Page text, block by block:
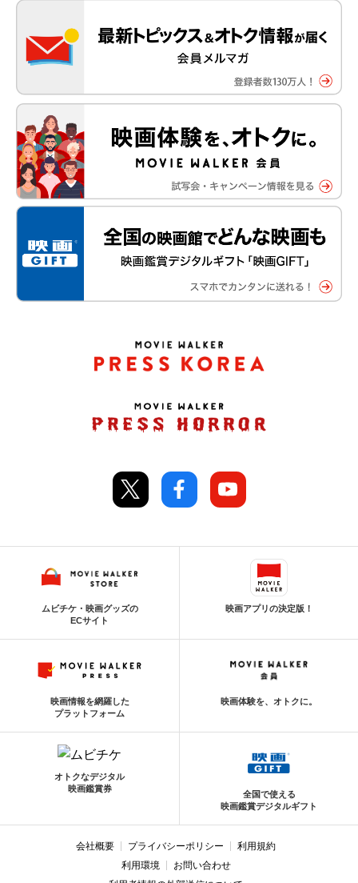
ムビチケ・映画グッズの
ECサイト
映画アプリの決定版！
映画情報を網羅した
プラットフォーム
映画体験を、オトクに。
オトクなデジタル
映画鑑賞券
全国で使える
映画鑑賞デジタルギフト
会社概要 プライバシーポリシー
利用規約
利用環境
お問い合わせ